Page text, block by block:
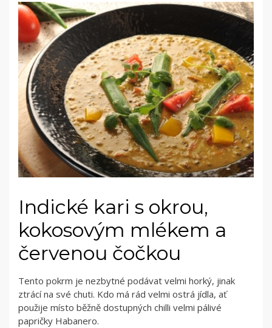
Indické kari s okrou,
kokosovým mlékem a
červenou čočkou
Tento pokrm je nezbytné podávat velmi horký, jinak
ztrácí na své chuti. Kdo má rád velmi ostrá jídla, ať
použije místo běžně dostupných chilli velmi pálivé
papričky Habanero.